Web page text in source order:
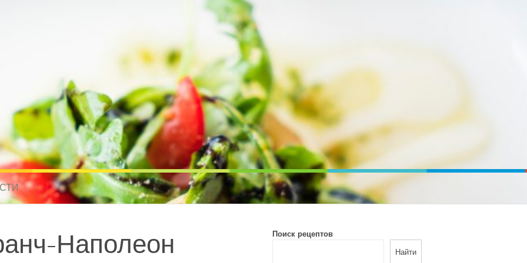
рецепты для всех
РЕЦЕПТЫ ДЛЯ МУЛЬТИВАРКИ. РЕЦЕПТЫ ДЛЯ МИКРОВОЛНОВОЙ ПЕЧИ. ДИЕТИЧЕСКОЕ ПИТАНИЕ
Наполеон
Поиск рецептов
Найти